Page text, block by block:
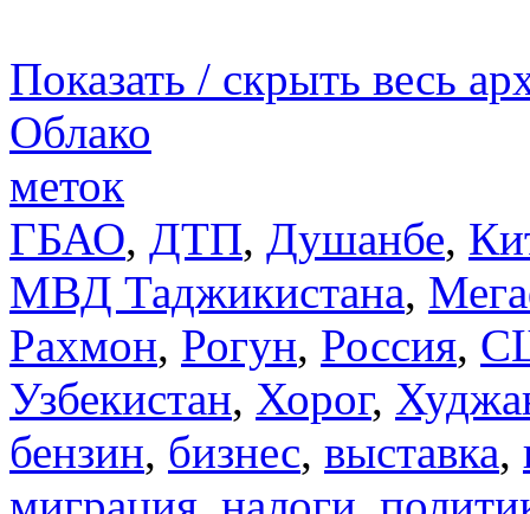
Показать / скрыть весь
Облако
меток
ГБАО, ДТП, Душанбе,
МВД Таджикистана,
Рахмон, Рогун, Россия,
Узбекистан, Хорог,
бензин, бизнес, выставка,